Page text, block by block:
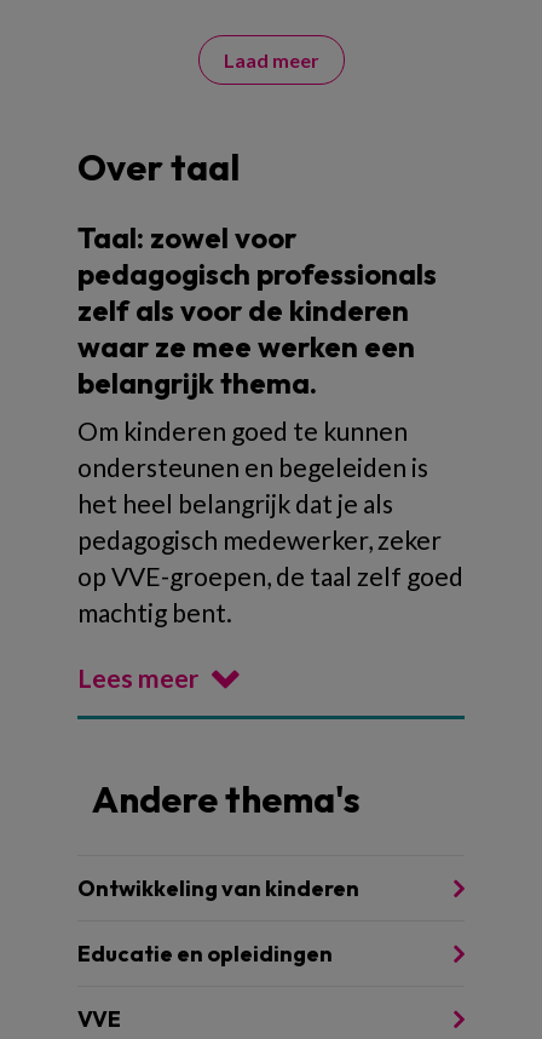
Laad meer
Over taal
Taal: zowel voor
pedagogisch professionals
zelf als voor de kinderen
waar ze mee werken een
belangrijk thema.
Om kinderen goed te kunnen
ondersteunen en begeleiden is
het heel belangrijk dat je als
pedagogisch medewerker, zeker
op VVE-groepen, de taal zelf goed
machtig bent.
Lees meer
Andere thema's
Ontwikkeling van kinderen
Educatie en opleidingen
VVE